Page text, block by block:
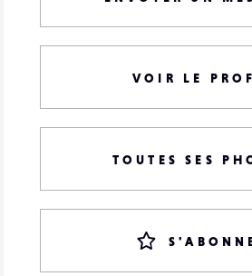
VOIR LE
TOUTES SES